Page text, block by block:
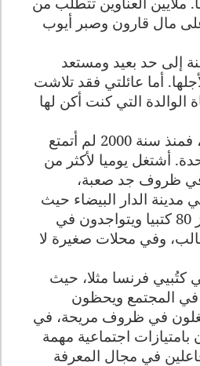
على مال قارون وصبر أيوب
إلى حد بعيد ومستعد
أما عائلتي فقد تلاشت
الوالدة التي كنت أكن لها
أشعر بالتعب الشديد، فمنذ سنة 2000 لم أتمتع
أشتغل يوميا لأكثر من
وفي ظروف جد صعبة،
الدار البيضاء حيث
عدد الكتبيين لا يتجاوز 80 كتبيا ويتواجدون في
وفي محلات صغيرة لا
كتُبيي فرنسا مثلا، حيث
المجتمع ويحظون
في ظروف مريحة، في
اجتماعية مهمة
في مجال المعرفة